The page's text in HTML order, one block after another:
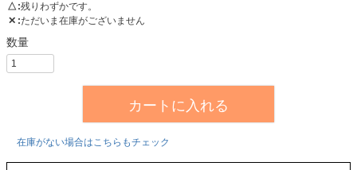
△ 残りわずかです。
✕ ただいま在庫がございません
カートに入れる
在庫がない場合はこちらもチェック